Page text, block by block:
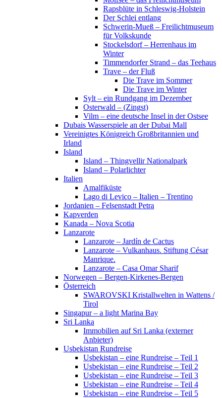
Rapsblüte in Schleswig-Holstein
Der Schlei entlang
Schwerin-Mueß – Freilichtmuseum
für Volkskunde
Stockelsdorf – Herrenhaus im
Winter
Timmendorfer Strand – das Teehaus
Trave – der Fluß
Die Trave im Sommer
Die Trave im Winter
Sylt – ein Rundgang im Dezember
Osterwald – (Zingst)
Vilm – eine deutsche Insel in der Ostsee
Dubais Wasserspiele an der Dubai Mall
Vereinigtes Königreich Großbritannien und
Irland
Island
Island – Thingvellir Nationalpark
Island – Polarlichter
Italien
Amalfiküste
Lago di Levico – Italien – Trentino
Jordanien – Felsenstadt Petra
Kapverden
Kanada – Nova Scotia
Lanzarote
Lanzarote – Jardín de Cactus
Lanzarote – Vulkanhaus. Stiftung César
Manrique.
Lanzarote – Casa Omar Sharif
Norwegen – Bergen-Kirkenes-Bergen
Österreich
SWAROVSKI Kristallwelten in Wattens /
Tirol
Singapur – a light Marina Bay
Sri Lanka
Immobilien auf Sri Lanka (externer
Anbieter)
Usbekistan Rundreise
Usbekistan – eine Rundreise – Teil 1
Usbekistan – eine Rundreise – Teil 2
Usbekistan – eine Rundreise – Teil 3
Usbekistan – eine Rundreise – Teil 4
Usbekistan – eine Rundreise – Teil 5